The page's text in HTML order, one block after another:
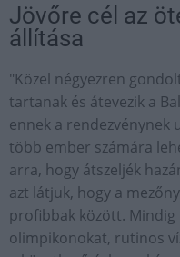
Jövőre cél az
állítása
"Közel négyezren
tartanak és átevezik a
ennek a rendezvénynek
több ember számára
arra, hogy átszeljék
azt látjuk, hogy a
profibbak között. Mindig
olimpikonokat, rutinos